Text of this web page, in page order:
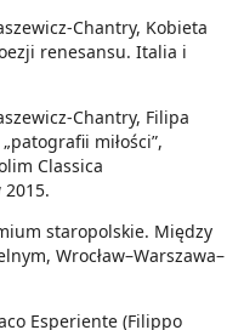
Chantry, Kobieta
renesansu. Italia i
Chantry, Filipa
miłości”,
Classica
2015.
staropolskie. Między
Wrocław–Warszawa–
Esperiente (Filippo